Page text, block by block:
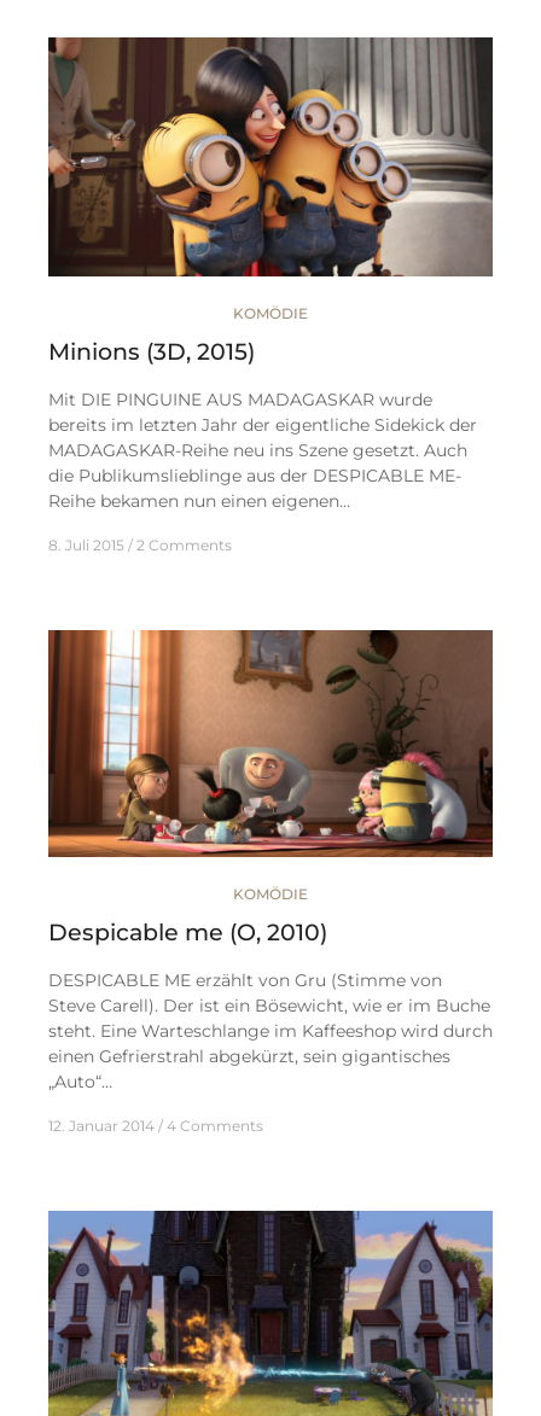
KOMÖDIE
Minions (3D, 2015)
Mit DIE PINGUINE AUS MADAGASKAR wurde
bereits im letzten Jahr der eigentliche Sidekick der
MADAGASKAR-Reihe neu ins Szene gesetzt. Auch
die Publikumslieblinge aus der DESPICABLE ME-
Reihe bekamen nun einen eigenen…
8. Juli 2015 2 Comments
KOMÖDIE
Despicable me (O, 2010)
DESPICABLE ME erzählt von Gru (Stimme von
Steve Carell). Der ist ein Bösewicht, wie er im Buche
steht. Eine Warteschlange im Kaffeeshop wird durch
einen Gefrierstrahl abgekürzt, sein gigantisches
„Auto“…
12. Januar 2014 4 Comments